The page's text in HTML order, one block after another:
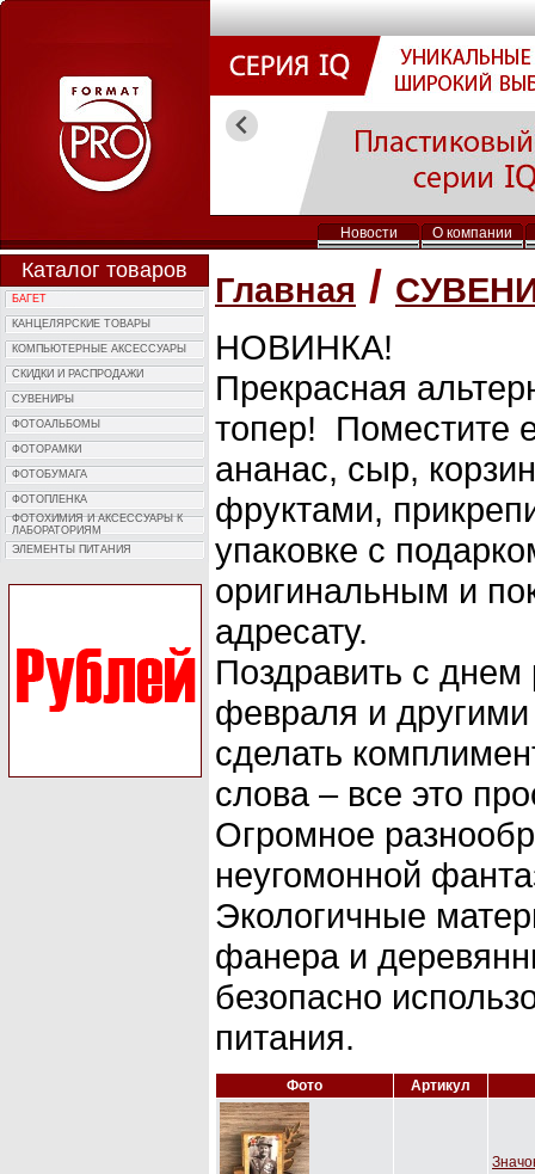
Новости О компании
Каталог товаров
БАГЕТ
КАНЦЕЛЯРСКИЕ ТОВАРЫ
КОМПЬЮTЕРНЫЕ АКСЕССУАРЫ
СКИДКИ И РАСПРОДАЖИ
СУВЕНИРЫ
ФОТОAЛЬБОМЫ
ФОТОPАМКИ
ФОТОБУМАГА
ФОТОПЛЕНКА
ФОТОХИМИЯ И АКCЕССУАРЫ К
ЛАБОРАТОРИЯМ
ЭЛЕМЕНТЫ ПИТАНИЯ
Главная /
НОВИНКА!
Прекрасная
топер! Поместите
ананас, сыр,
фруктами,
упаковке с
оригинальным и
адресату.
Поздравить с
февраля и другими
сделать
слова – все это
Огромное
неугомонной
Экологичные
фанера и
безопасно
питания.
Фото Артикул